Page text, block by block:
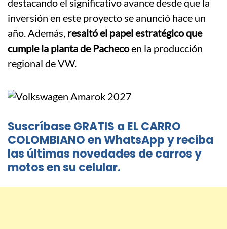
destacando el significativo avance desde que la
inversión en este proyecto se anunció hace un
año. Además, resaltó el papel estratégico que
cumple la planta de Pachecoen la producción
regional de VW.
Suscríbase GRATIS a EL CARRO
COLOMBIANO en WhatsApp y reciba
las últimas novedades de carros y
motos en su celular.